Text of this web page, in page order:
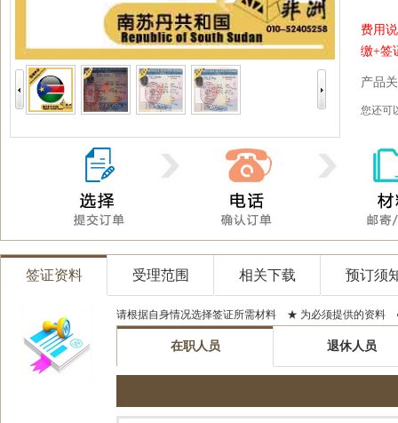
费用
缴+签
产品
您还
签证资料 受理范围 相关下载 预订须
请根据自身情况选择签证所需材料 ★ 为必须提供的资料
在职人员 退休人员